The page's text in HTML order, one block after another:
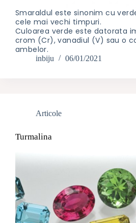
Smaraldul este sinonim cu
cele mai vechi timpuri.
Culoarea verde este datorata
crom (Cr), vanadiul (V) sau o
ambelor.
inbiju 06/01/2021
Articole
Turmalina